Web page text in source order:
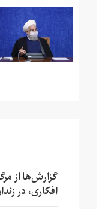
گزارش‌ها از
افکاری، در